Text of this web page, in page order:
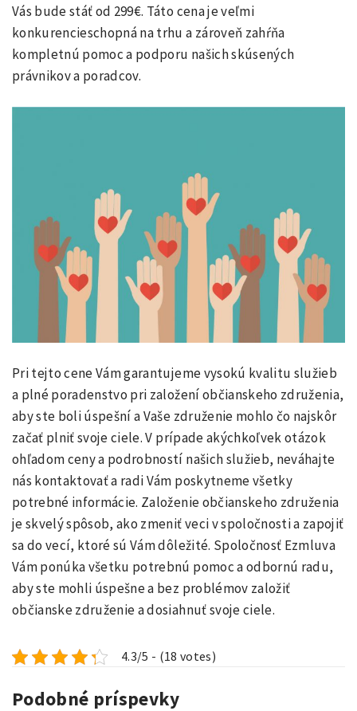
Vás bude stáť od 299€. Táto cena je veľmi
konkurencieschopná na trhu a zároveň zahŕňa
kompletnú pomoc a podporu našich skúsených
právnikov a poradcov.
Pri tejto cene Vám garantujeme vysokú kvalitu služieb
a plné poradenstvo pri založení občianskeho združenia,
aby ste boli úspešní a Vaše združenie mohlo čo najskôr
začať plniť svoje ciele. V prípade akýchkoľvek otázok
ohľadom ceny a podrobností našich služieb, neváhajte
nás kontaktovať a radi Vám poskytneme všetky
potrebné informácie. Založenie občianskeho združenia
je skvelý spôsob, ako zmeniť veci v spoločnosti a zapojiť
sa do vecí, ktoré sú Vám dôležité. Spoločnosť Ezmluva
Vám ponúka všetku potrebnú pomoc a odbornú radu,
aby ste mohli úspešne a bez problémov založiť
občianske združenie a dosiahnuť svoje ciele.
4.3/5 - (18 votes)
Podobné príspevky